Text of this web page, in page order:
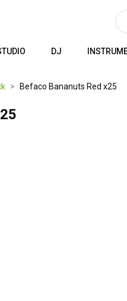
DJ
Befaco Bananuts Red x25